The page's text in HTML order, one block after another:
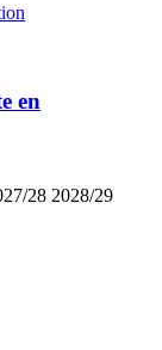
en
28 2028/29